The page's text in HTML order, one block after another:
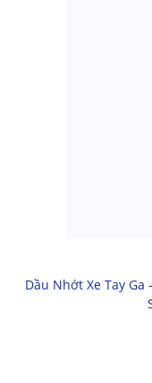
Dầu Nhớt Xe Tay Ga